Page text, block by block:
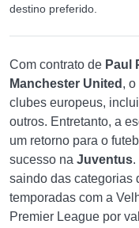
destino preferido.
Com contrato de Paul
Manchester United ,
clubes europeus,
outros. Entretanto, a
um retorno para o
sucesso na Juventus.
saindo das categorias
temporadas com a
Premier League por